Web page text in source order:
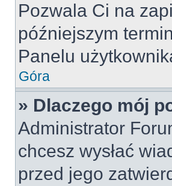
Pozwala Ci na
późniejszym
Panelu
Góra
» Dlaczego mój
Administrator
chcesz wysłać
przed jego